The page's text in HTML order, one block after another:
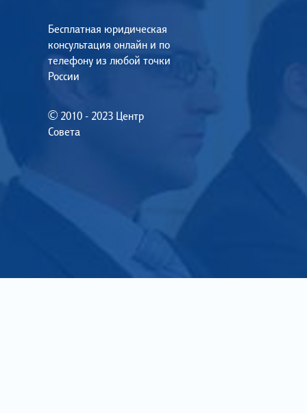
Бесплатная юридическая
консультация онлайн и по
телефону из любой точки
России
© 2010 - 2023 Центр
Совета